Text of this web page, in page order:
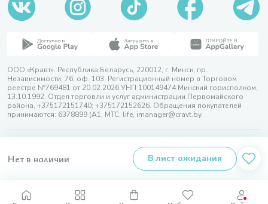
Нет в наличии В лист ожидания
ООО «Кравт». Республика Беларусь, 220012, г. Минск, пр.
Независимости, 76, оф. 103. Регистрационный номер в Торговом
реестре №769481 от 20.02.2026 УНП 100149474 Минский горисполком,
13.10.1992. Отдел торговли и услуг администрации Первомайского
района, +375172151740; +375172152626. Обращения покупателей
принимаются: 6378899 (А1, МТС, life, imanager@cravt.by.
Разработка сайта — SLAM
Выбор настроек Cookie